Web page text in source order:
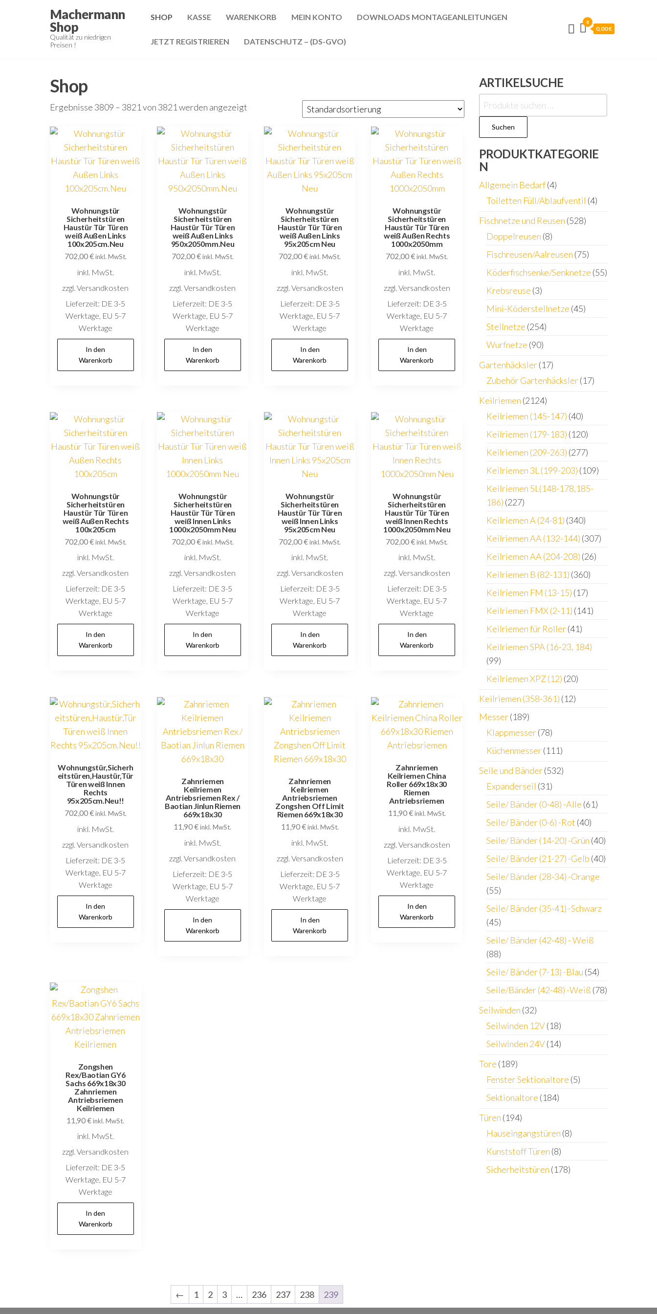
Machermann
Shop
Qualität zu niedrigen
Preisen !
SHOP KASSE WARENKORB MEIN KONTO DOWNLOADS MONTAGEANLEITUNGEN
JETZT REGISTRIEREN DATENSCHUTZ – (DS-GVO)
0
0,00 €
Shop
Ergebnisse 3809 – 3821 von 3821 werden angezeigt
Wohnungstür
Sicherheitstüren
Haustür Tür Türen
weiß Außen Links
100x205cm.Neu
702,00€inkl. MwSt.
inkl. MwSt.
zzgl. Versandkosten
Lieferzeit: DE 3-5
Werktage, EU 5-7
Werktage
In den
Warenkorb
Wohnungstür
Sicherheitstüren
Haustür Tür Türen
weiß Außen Links
950x2050mm.Neu
702,00€inkl. MwSt.
inkl. MwSt.
zzgl. Versandkosten
Lieferzeit: DE 3-5
Werktage, EU 5-7
Werktage
In den
Warenkorb
Wohnungstür
Sicherheitstüren
Haustür Tür Türen
weiß Außen Links
95x205cm Neu
702,00€inkl. MwSt.
inkl. MwSt.
zzgl. Versandkosten
Lieferzeit: DE 3-5
Werktage, EU 5-7
Werktage
In den
Warenkorb
Wohnungstür
Sicherheitstüren
Haustür Tür Türen
weiß Außen Rechts
1000x2050mm
702,00€inkl. MwSt.
inkl. MwSt.
zzgl. Versandkosten
Lieferzeit: DE 3-5
Werktage, EU 5-7
Werktage
In den
Warenkorb
Wohnungstür
Sicherheitstüren
Haustür Tür Türen
weiß Außen Rechts
100x205cm
702,00€inkl. MwSt.
inkl. MwSt.
zzgl. Versandkosten
Lieferzeit: DE 3-5
Werktage, EU 5-7
Werktage
In den
Warenkorb
Wohnungstür
Sicherheitstüren
Haustür Tür Türen
weiß Innen Links
1000x2050mm Neu
702,00€inkl. MwSt.
inkl. MwSt.
zzgl. Versandkosten
Lieferzeit: DE 3-5
Werktage, EU 5-7
Werktage
In den
Warenkorb
Wohnungstür
Sicherheitstüren
Haustür Tür Türen
weiß Innen Links
95x205cm Neu
702,00€inkl. MwSt.
inkl. MwSt.
zzgl. Versandkosten
Lieferzeit: DE 3-5
Werktage, EU 5-7
Werktage
In den
Warenkorb
Wohnungstür
Sicherheitstüren
Haustür Tür Türen
weiß Innen Rechts
1000x2050mm Neu
702,00€inkl. MwSt.
inkl. MwSt.
zzgl. Versandkosten
Lieferzeit: DE 3-5
Werktage, EU 5-7
Werktage
In den
Warenkorb
Wohnungstür,Sicherh
eitstüren,Haustür,Tür
Türen weiß Innen
Rechts
95x205cm.Neu!!
702,00€inkl. MwSt.
inkl. MwSt.
zzgl. Versandkosten
Lieferzeit: DE 3-5
Werktage, EU 5-7
Werktage
In den
Warenkorb
Zahnriemen
Keilriemen
Antriebsriemen Rex /
Baotian Jinlun Riemen
669x18x30
11,90€ inkl. MwSt.
inkl. MwSt.
zzgl. Versandkosten
Lieferzeit: DE 3-5
Werktage, EU 5-7
Werktage
In den
Warenkorb
Zahnriemen
Keilriemen
Antriebsriemen
Zongshen Off Limit
Riemen 669x18x30
11,90€ inkl. MwSt.
inkl. MwSt.
zzgl. Versandkosten
Lieferzeit: DE 3-5
Werktage, EU 5-7
Werktage
In den
Warenkorb
Zahnriemen
Keilriemen China
Roller 669x18x30
Riemen
Antriebsriemen
11,90€ inkl. MwSt.
inkl. MwSt.
zzgl. Versandkosten
Lieferzeit: DE 3-5
Werktage, EU 5-7
Werktage
In den
Warenkorb
Zongshen
Rex/Baotian GY6
Sachs 669x18x30
Zahnriemen
Antriebsriemen
Keilriemen
11,90€ inkl. MwSt.
inkl. MwSt.
zzgl. Versandkosten
Lieferzeit: DE 3-5
Werktage, EU 5-7
Werktage
In den
Warenkorb
← 1 2 3 … 236 237 238 239
ARTIKELSUCHE
Suchen
nach:
Suchen
PRODUKTKATEGORIE
N
Allgemein Bedarf (4)
Toiletten Füll/Ablaufventil (4)
Fischnetze und Reusen (528)
Doppelreusen (8)
Fischreusen/Aalreusen (75)
Köderfischsenke/Senknetze (55)
Krebsreuse (3)
Mini-Köderstellnetze (45)
Stellnetze (254)
Wurfnetze (90)
Gartenhäcksler (17)
Zubehör Gartenhäcksler (17)
Keilriemen (2124)
Keilriemen (145-147) (40)
Keilriemen (179-183) (120)
Keilriemen (209-263) (277)
Keilriemen 3L (199-203) (109)
Keilriemen 5L(148-178,185-
186) (227)
Keilriemen A (24-81) (340)
Keilriemen AA (132-144) (307)
Keilriemen AA (204-208) (26)
Keilriemen B (82-131) (360)
Keilriemen FM (13-15) (17)
Keilriemen FMX (2-11) (141)
Keilriemen für Roller (41)
Keilriemen SPA (16-23, 184)
(99)
Keilriemen XPZ (12) (20)
Keilriemen (358-361) (12)
Messer (189)
Klappmesser (78)
Küchenmesser (111)
Seile und Bänder (532)
Expanderseil (31)
Seile/ Bänder (0-48) -Alle (61)
Seile/ Bänder (0-6) -Rot (40)
Seile/ Bänder (14-20) -Grün (40)
Seile/ Bänder (21-27) -Gelb (40)
Seile/ Bänder (28-34) -Orange
(55)
Seile/ Bänder (35-41) -Schwarz
(45)
Seile/ Bänder (42-48) - Weiß
(88)
Seile/ Bänder (7-13) -Blau (54)
Seile/Bänder (42-48) -Weiß (78)
Seilwinden (32)
Seilwinden 12V (18)
Seilwinden 24V (14)
Tore (189)
Fenster Sektionaltore (5)
Sektionaltore (184)
Türen (194)
Hauseingangstüren (8)
Kunststoff Türen (8)
Sicherheitstüren (178)